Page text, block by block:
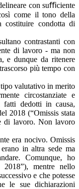
con suﬃciente
come il tono della
costituire condotta di
contrastanti con
di lavoro - ma non
e dunque da ritenere
più tempo con
valutativo in merito
circostanziate e
fatti dedotti in causa,
2018 (“Omissis stata
di lavoro. Non lavoro
era nocivo. Omissis
in altra sede ma
Comunque, ho
mentre nello
e che potesse
le sue dichiarazioni